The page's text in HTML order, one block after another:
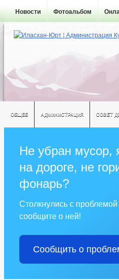
Новости Фотоальбом
ОБЩЕЕ АДМИНИСТРАЦИЯ СОВЕТ
Не убран мусор,
на дороге, не
фонарь?
Столкнулись с
сообщите о ней!
Сообщить о